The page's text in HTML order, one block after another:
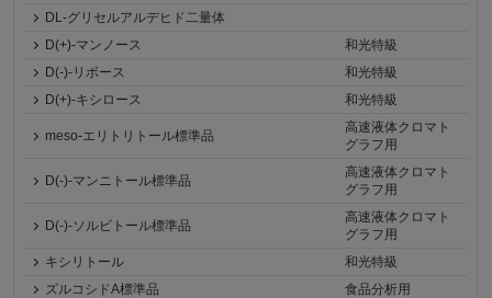
DL-グリセルアルデヒド二量体
D(+)-マンノース
和光特級
D(-)-リボース
和光特級
D(+)-キシロース
和光特級
meso-エリトリトール標準品
高速液体クロマト
グラフ用
D(-)-マンニトール標準品
高速液体クロマト
グラフ用
D(-)-ソルビトール標準品
高速液体クロマト
グラフ用
キシリトール
和光特級
ズルコシドA標準品
食品分析用